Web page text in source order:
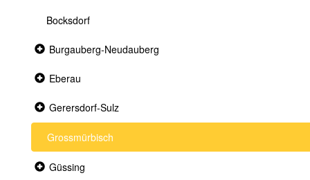
Bocksdorf
Collapsed
section
Burgauberg-Neudauberg
Collapsed
Eberau
Collapsed
Gerersdorf-Sulz
Grossmürbisch
Collapsed
Güssing